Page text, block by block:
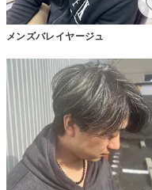
メンズバレイヤージュ